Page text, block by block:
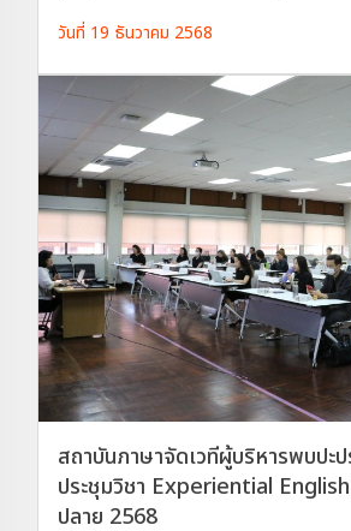
วันที่ 19 ธันวาคม 2568
สถาบันภาษาจัดเวทีผู้บริหารพบปะ
ประชุมวิชา Experiential
ปลาย 2568